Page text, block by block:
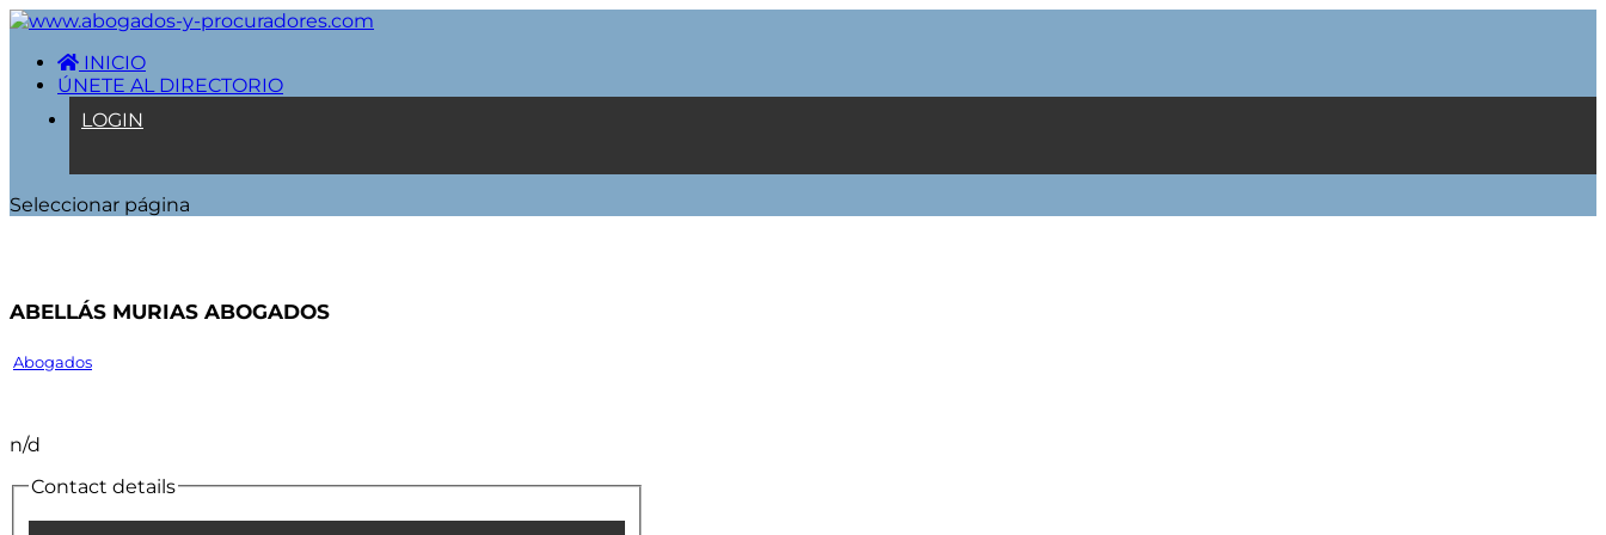
INICIO
ÚNETE AL DIRECTORIO
LOGIN
Seleccionar página
Abellás Murias Abogados
Abogados
n/d
Contact details